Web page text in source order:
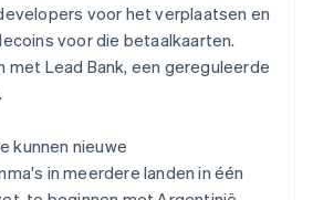
voor het verplaatsen en
voor die betaalkaarten.
met Lead Bank, een gereguleerde
kunnen nieuwe
in meerdere landen in één